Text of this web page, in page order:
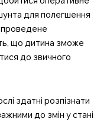
для полегшення
проведене
що дитина зможе
до звичного
здатні розпізнати
до змін у стані